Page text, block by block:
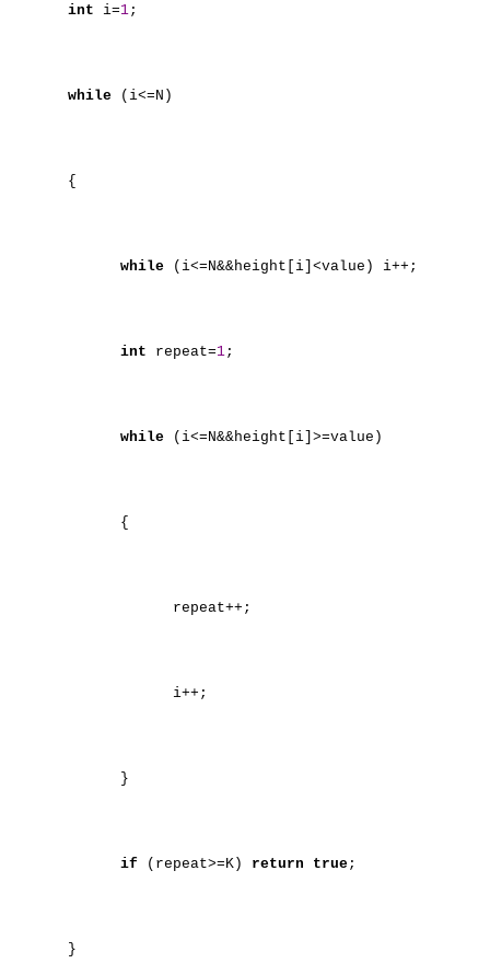
int i=1;
while (i<=N)
{
while (i<=N&&height[i]<value) i++;
int repeat=1;
while (i<=N&&height[i]>=value)
{
repeat++;
i++;
}
if (repeat>=K) return true;
}